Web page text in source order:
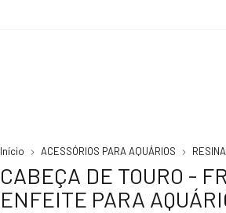
Início ACESSÓRIOS PARA AQUÁRIOS
CABEÇA DE TOURO -
ENFEITE PARA